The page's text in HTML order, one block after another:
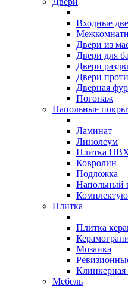
Входные
Двери из
Двери для
Двери
Двери
Дверная
Погонаж
Напольные
Ламинат
Линолеум
Плитка
Ковролин
Подложка
Напольный
Плитка
Плитка
Мозаика
Клинкерная
Мебель